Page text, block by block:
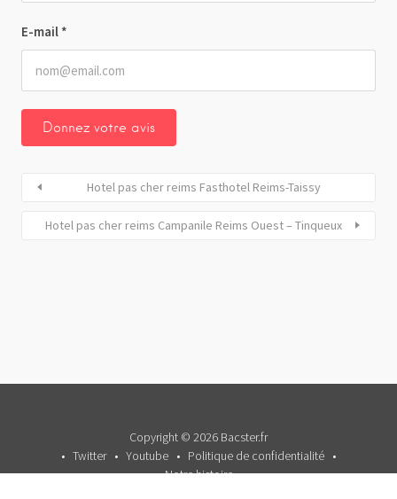
E-mail *
Hotel pas cher reims Fasthotel Reims-Taissy
Hotel pas cher reims Campanile Reims Ouest – Tinqueux
Copyright © 2026 Bacster.fr
Twitter
Youtube
Politique de confidentialité
Notre histoire